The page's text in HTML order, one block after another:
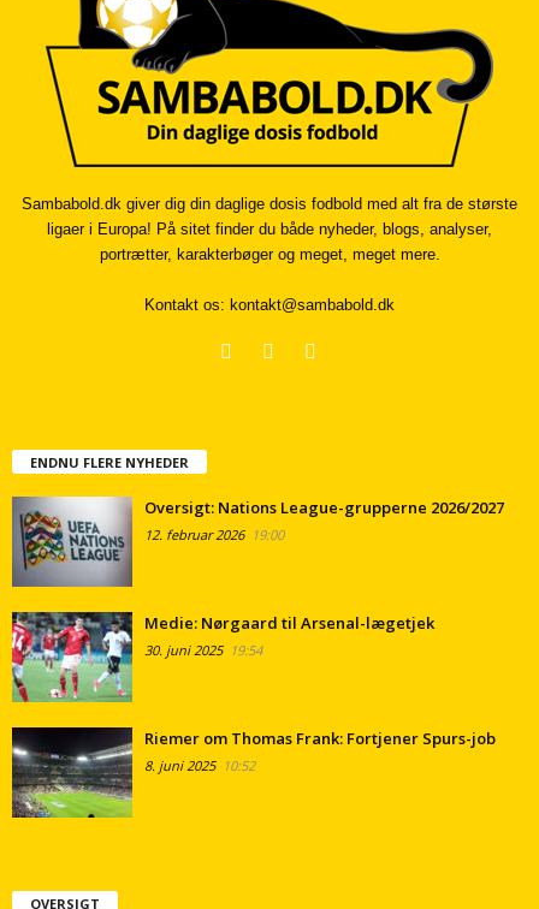
Sambabold.dk giver dig din daglige dosis fodbold med alt fra de største
ligaer i Europa! På sitet finder du både nyheder, blogs, analyser,
portrætter, karakterbøger og meget, meget mere.
Kontakt os: kontakt@sambabold.dk
ENDNU FLERE NYHEDER
Oversigt: Nations League-grupperne 2026/2027
12. februar 202619:00
Medie: Nørgaard til Arsenal-lægetjek
30. juni 202519:54
Riemer om Thomas Frank: Fortjener Spurs-job
8. juni 202510:52
OVERSIGT